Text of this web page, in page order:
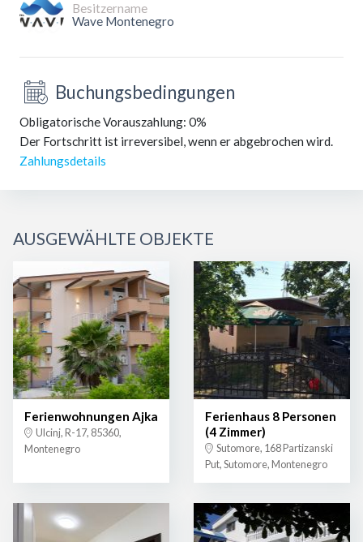
Besitzername
Wave Montenegro
Buchungsbedingungen
Obligatorische Vorauszahlung: 0%
Der Fortschritt ist irreversibel, wenn er abgebrochen wird.
Zahlungsdetails
AUSGEWÄHLTE OBJEKTE
Ferienwohnungen Ajka
Ulcinj, R-17, 85360,
Montenegro
Ferienhaus 8 Personen
(4 Zimmer)
Sutomore, 168 Partizanski
Put, Sutomore, Montenegro